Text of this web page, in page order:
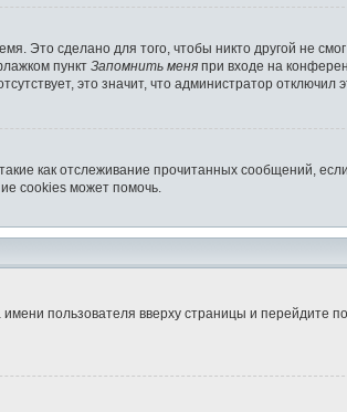
Это сделано для того, чтобы никто другой не смог
пункт Запомнить меня при входе на
это значит, что администратор отключил
как отслеживание прочитанных сообщений,
cookies может помочь.
пользователя вверху страницы и перейдите